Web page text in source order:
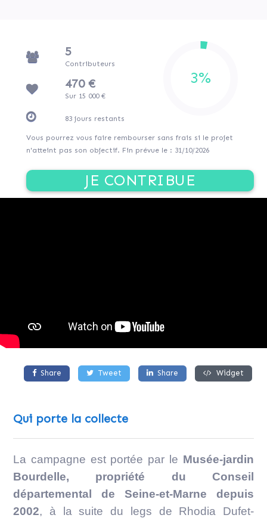
5
Contributeurs
470 €
Sur 15 000 €
83jours restants
Vous pourrez vous faire rembourser sans frais si le projet
n'atteint pas son objectif. Fin prévue le : 31/10/2026
JE CONTRIBUE
Share Tweet Share Widget
Qui porte la collecte
La campagne est portée par le Musée-jardin
Bourdelle, propriété du Conseil
départemental de Seine-et-Marne depuis
2002, à la suite du legs de Rhodia Dufet-